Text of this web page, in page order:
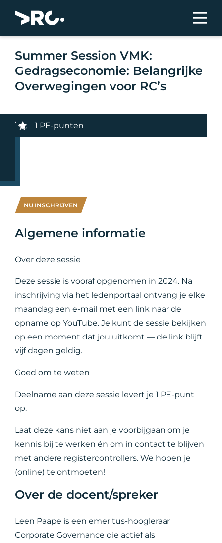
Summer Session VMK:
Gedragseconomie: Belangrijke
Overwegingen voor RC’s
1 PE-punten
NU INSCHRIJVEN
Algemene informatie
Over deze sessie
Deze sessie is vooraf opgenomen in 2024. Na
inschrijving via het ledenportaal ontvang je elke
maandag een e-mail met een link naar de
opname op YouTube. Je kunt de sessie bekijken
op een moment dat jou uitkomt — de link blijft
vijf dagen geldig.
Goed om te weten
Deelname aan deze sessie levert je 1 PE-punt
op.
Laat deze kans niet aan je voorbijgaan om je
kennis bij te werken én om in contact te blijven
met andere registercontrollers. We hopen je
(online) te ontmoeten!
Over de docent/spreker
Leen Paape is een emeritus-hoogleraar
Corporate Governance die actief als